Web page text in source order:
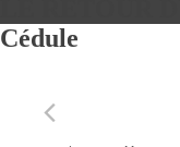
Cédule